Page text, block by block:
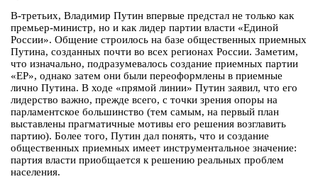
В-третьих, Владимир Путин впервые предстал не только как
премьер-министр, но и как лидер партии власти «Единой
России». Общение строилось на базе общественных приемных
Путина, созданных почти во всех регионах России. Заметим,
что изначально, подразумевалось создание приемных партии
«ЕР», однако затем они были переоформлены в приемные
лично Путина. В ходе «прямой линии» Путин заявил, что его
лидерство важно, прежде всего, с точки зрения опоры на
парламентское большинство (тем самым, на первый план
выставлены прагматичные мотивы его решения возглавить
партию). Более того, Путин дал понять, что и создание
общественных приемных имеет инструментальное значение:
партия власти приобщается к решению реальных проблем
населения.